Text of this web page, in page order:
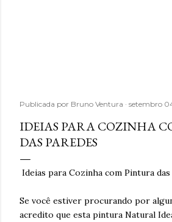
Publicada por Bruno Ventura setembro
IDEIAS PARA COZINHA
DAS PAREDES
Ideias para Cozinha com Pintura das
Se você estiver procurando por
acredito que esta pintura Natural